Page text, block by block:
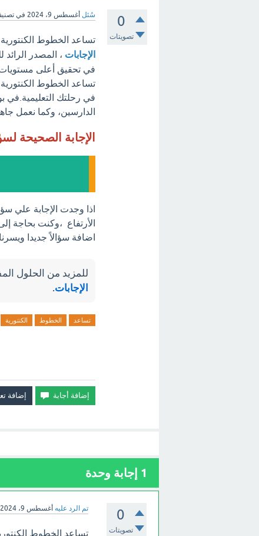
0
تصويتات
سُئل أغسطس 9، 2024 في
تساعد الخطوط
الإجابات ، المصدر
في تحقيق أعلى مستويات
تساعد الخطوط
في رحلتك التعليمية.في
الدارسين، وكما نعمل
الإجابة الصحيحة
اذا وجدت الإجابة علي
الأرتفاع ،وكنت بحاجة
اضافة سؤالاً جديدا
للمزيد من الحلول
الإجابات.
تساعد الخطوط الكنتورية
1 إجابة وحدة
0
تصويتات
تم الرد عليه أغسطس 9، 2024
تساعد الخطوط